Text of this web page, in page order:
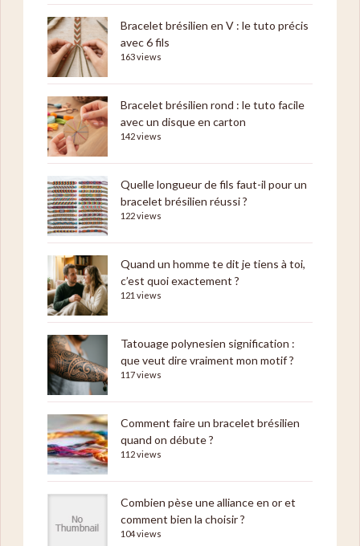
Bracelet brésilien en V : le tuto précis
avec 6 fils
163 views
Bracelet brésilien rond : le tuto facile
avec un disque en carton
142 views
Quelle longueur de fils faut-il pour un
bracelet brésilien réussi ?
122 views
Quand un homme te dit je tiens à toi,
c’est quoi exactement ?
121 views
Tatouage polynesien signification :
que veut dire vraiment mon motif ?
117 views
Comment faire un bracelet brésilien
quand on débute ?
112 views
Combien pèse une alliance en or et
comment bien la choisir ?
104 views